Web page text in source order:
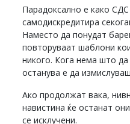
Парадоксално е како СДС
самодискредитира
Наместо да понудат
повторуваат шаблони
никого. Кога нема што
останува е да
Ако продолжат вака,
навистина ќе останат
се исклучени.